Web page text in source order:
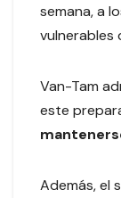
semana, a
vulnerables
Van-Tam
este
Además, el